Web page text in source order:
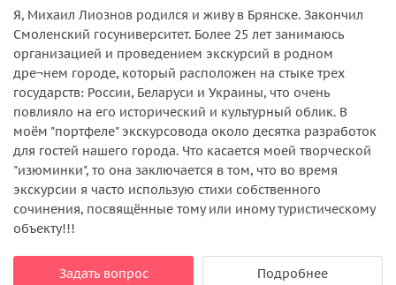
Я, Михаил Лиознов родился и живу в Брянске. Закончил
Смоленский госуниверситет. Более 25 лет занимаюсь
организацией и проведением экскурсий в родном
дре¬нем городе, который расположен на стыке трех
государств: России, Беларуси и Украины, что очень
повлияло на его исторический и культурный облик. В
моём "портфеле" экскурсовода около десятка разработок
для гостей нашего города. Что касается моей творческой
"изюминки", то она заключается в том, что во время
экскурсии я часто использую стихи собственного
сочинения, посвящённые тому или иному туристическому
объекту!!!
Задать вопрос Подробнее